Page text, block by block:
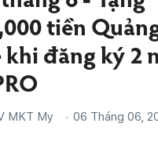
tiền
khi đăng ký 2
MKT My 06 Tháng 06,